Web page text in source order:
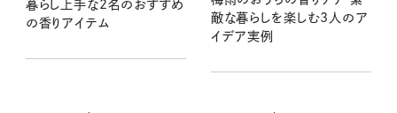
暮らし上手な2名のおすすめ
の香りアイテム
敵な暮らしを楽しむ3人のア
イデア実例